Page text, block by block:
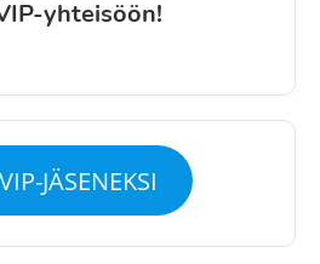
yhteisöön!
JÄSENEKSI